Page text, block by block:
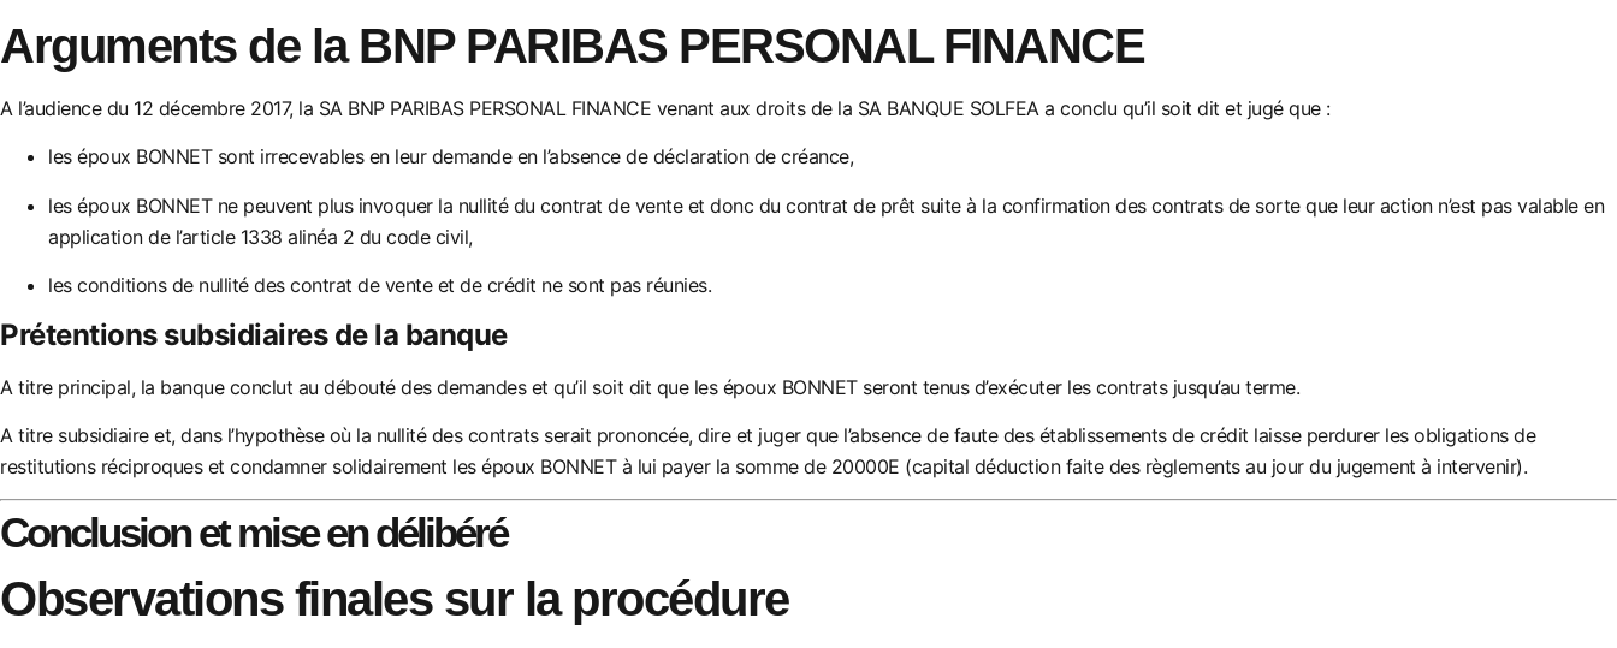
Arguments de la BNP PARIBAS PERSONAL FINANCE
A l’audience du 12 décembre 2017, la SA BNP PARIBAS PERSONAL FINANCE venant aux droits de la SA BANQUE SOLFEA a conclu qu’il soit dit et jugé que :
les époux BONNET sont irrecevables en leur demande en l’absence de déclaration de créance,
les époux BONNET ne peuvent plus invoquer la nullité du contrat de vente et donc du contrat de prêt suite à la confirmation descontrats de sorte que leur action n’est pas valable en
application de l’article 1338 alinéa 2 du codecivil,
les conditions de nullité des contrat de vente et de crédit ne sont pas réunies.
Prétentions subsidiaires de la banque
A titre principal, la banque conclut au débouté des demandes et qu’il soit dit que les époux BONNET seront tenus d’exécuter les contrats jusqu’au terme.
A titre subsidiaire et, dans l’hypothèse où la nullité des contrats serait prononcée, dire et juger que l’absence de faute des établissements de crédit laisse perdurer les obligations de
restitutions réciproques et condamner solidairement les époux BONNET à lui payer la sommede 20000E (capital déduction faite des règlements au jour du jugement à intervenir).
Conclusion et mise en délibéré
Observations finales sur la procédure